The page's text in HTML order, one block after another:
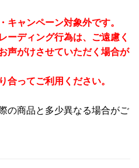
キャンペーン対象外です。
ーディング行為は、ご遠慮く
声がけさせていただく場合が
合ってご利用ください。
の商品と多少異なる場合がご